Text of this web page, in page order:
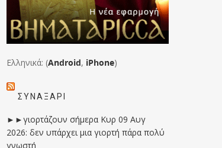
Ελληνικά: (Android, iPhone)
ΣΥΝΑΞΆΡΙ
►►γιορτάζουν σήμερα Κυρ 09 Αυγ
2026: δεν υπάρχει μια γιορτή πάρα πολύ
γνωστή